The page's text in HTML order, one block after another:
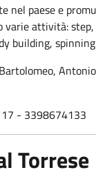
nel paese e
varie attività:
building,
- 3398674133
Torrese